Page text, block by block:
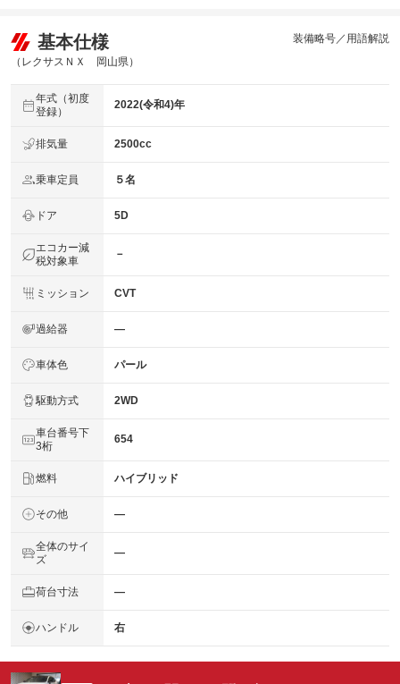
基本仕様
（レクサスＮＸ 岡山県）
装備略号／用語解説
年式（初度
登録）
2022(令和4)年
排気量 2500cc
乗車定員 ５名
ドア 5D
エコカー減
税対象車
－
ミッション CVT
過給器 ―
車体色 パール
駆動方式 2WD
車台番号下
3桁
654
燃料 ハイブリッド
その他 ―
全体のサイ
ズ
―
荷台寸法 ―
ハンドル 右